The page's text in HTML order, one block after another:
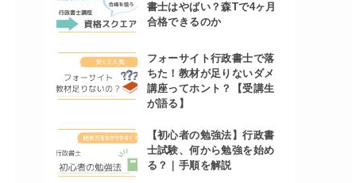
書士はやばい？森Tで4ヶ月
合格できるのか
フォーサイト行政書士で落
ちた！教材が足りないダメ
講座ってホント？【受講生
が語る】
【初心者の勉強法】行政書
士試験、何から勉強を始め
る？｜手順を解説